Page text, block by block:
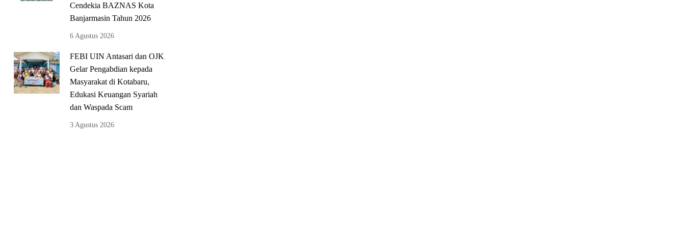
Cendekia BAZNAS Kota
Banjarmasin Tahun 2026
6 Agustus 2026
FEBI UIN Antasari dan OJK
Gelar Pengabdian kepada
Masyarakat di Kotabaru,
Edukasi Keuangan Syariah
dan Waspada Scam
3 Agustus 2026